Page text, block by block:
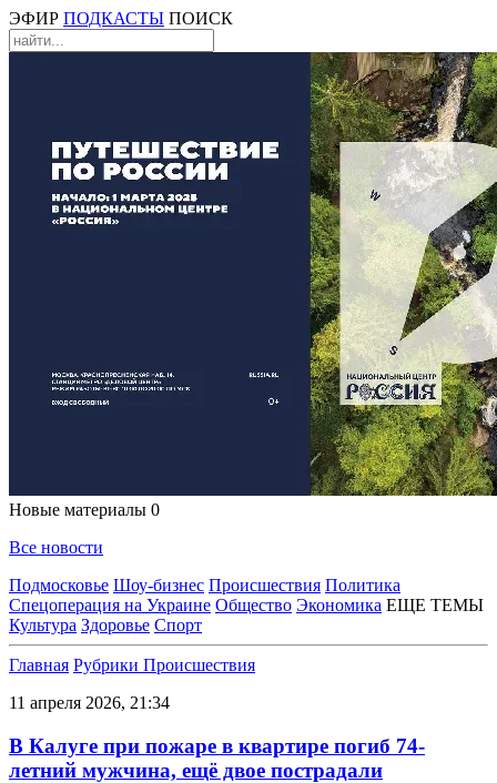
ЭФИР ПОДКАСТЫ ПОИСК
Новые материалы 0
Все новости
Подмосковье Шоу-бизнес Происшествия Политика
Спецоперация на Украине Общество Экономика ЕЩЕ ТЕМЫ
Культура Здоровье Спорт
Главная Рубрики Происшествия
11 апреля 2026, 21:34
В Калуге при пожаре в квартире погиб 74-
летний мужчина, ещё двое пострадали